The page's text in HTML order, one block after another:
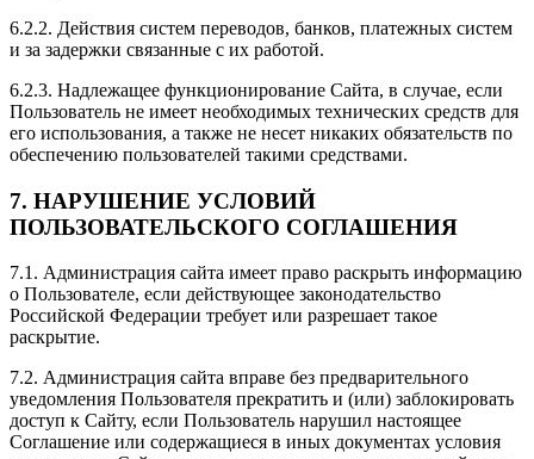
6.2.2. Действия систем переводов, банков, платежных систем
и за задержки связанные с их работой.
6.2.3. Надлежащее функционирование Сайта, в случае, если
Пользователь не имеет необходимых технических средств для
его использования, а также не несет никаких обязательств по
обеспечению пользователей такими средствами.
7. НАРУШЕНИЕ УСЛОВИЙ
ПОЛЬЗОВАТЕЛЬСКОГО СОГЛАШЕНИЯ
7.1. Администрация сайта имеет право раскрыть информацию
о Пользователе, если действующее законодательство
Российской Федерации требует или разрешает такое
раскрытие.
7.2. Администрация сайта вправе без предварительного
уведомления Пользователя прекратить и (или) заблокировать
доступ к Сайту, если Пользователь нарушил настоящее
Соглашение или содержащиеся в иных документах условия